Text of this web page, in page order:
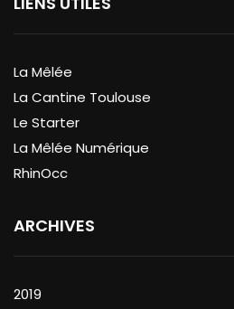
La Mêlée
La Cantine Toulouse
Le Starter
La Mêlée Numérique
RhinOcc
ARCHIVES
2019